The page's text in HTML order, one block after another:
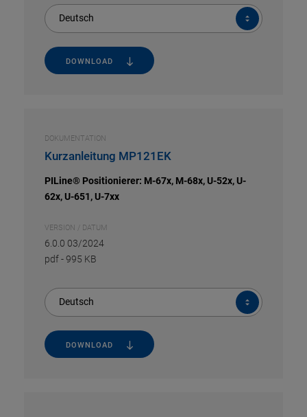
Deutsch
DOWNLOAD
DOKUMENTATION
Kurzanleitung MP121EK
PILine® Positionierer: M-67x, M-68x, U-52x, U-
62x, U-651, U-7xx
VERSION / DATUM
6.0.0 03/2024
pdf-995 KB
Deutsch
DOWNLOAD